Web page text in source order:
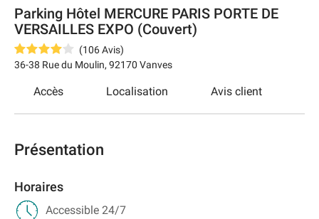
Parking Hôtel MERCURE PARIS PORTE DE
VERSAILLES EXPO (Couvert)
(106Avis)
36-38 Rue du Moulin, 92170 Vanves
Accès Localisation Avis client
Présentation
Horaires
Accessible 24/7